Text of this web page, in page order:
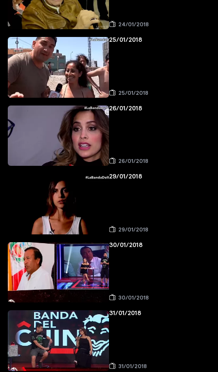
24/01/2018
25/01/2018
25/01/2018
26/01/2018
26/01/2018
29/01/2018
29/01/2018
30/01/2018
30/01/2018
31/01/2018
31/01/2018